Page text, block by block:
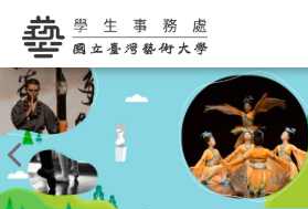
學生事務處